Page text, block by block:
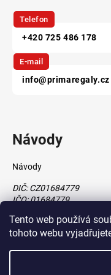
Tento web používá
tohoto webu
Telefon
+420 725 486 178
E-mail
info@primaregaly.cz
Návody
Návody
DIČ: CZ01684779
IČO: 01684779